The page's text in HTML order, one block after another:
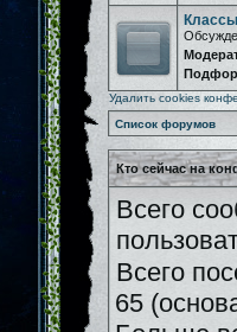
Удалить cookies
Список форумов
Кто сейчас на
Всего
Всего
65